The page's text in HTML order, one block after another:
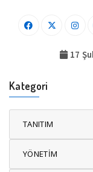
17
Kategori
TANITIM
YÖNETİM